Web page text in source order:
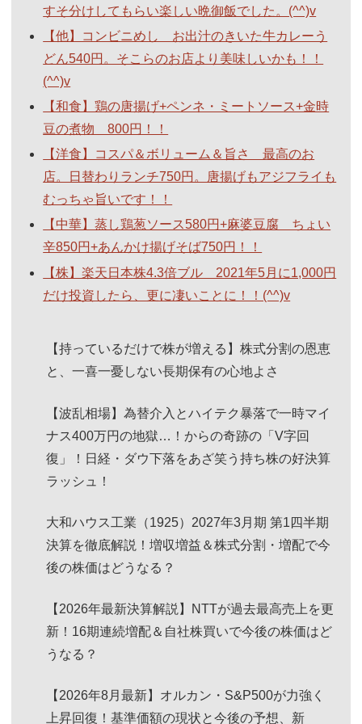
すそ分けしてもらい楽しい晩御飯でした。(^^)v
【他】コンビニめし お出汁のきいた牛カレーう
どん540円。そこらのお店より美味しいかも！！
(^^)v
【和食】鶏の唐揚げ+ペンネ・ミートソース+金時
豆の煮物 800円！！
【洋食】コスパ＆ボリューム＆旨さ 最高のお
店。日替わりランチ750円。唐揚げもアジフライも
むっちゃ旨いです！！
【中華】蒸し鶏葱ソース580円+麻婆豆腐 ちょい
辛850円+あんかけ揚げそば750円！！
【株】楽天日本株4.3倍ブル 2021年5月に1,000円
だけ投資したら、更に凄いことに！！(^^)v
【持っているだけで株が増える】株式分割の恩恵
と、一喜一憂しない長期保有の心地よさ
【波乱相場】為替介入とハイテク暴落で一時マイ
ナス400万円の地獄…！からの奇跡の「V字回
復」！日経・ダウ下落をあざ笑う持ち株の好決算
ラッシュ！
大和ハウス工業（1925）2027年3月期 第1四半期
決算を徹底解説！増収増益＆株式分割・増配で今
後の株価はどうなる？
【2026年最新決算解説】NTTが過去最高売上を更
新！16期連続増配＆自社株買いで今後の株価はど
うなる？
【2026年8月最新】オルカン・S&P500が力強く
上昇回復！基準価額の現状と今後の予想、新